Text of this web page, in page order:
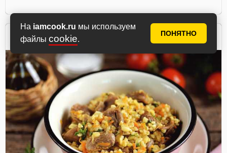
На iamcook.ru мы используем
файлы cookie.
ПОНЯТНО
автор рецепта